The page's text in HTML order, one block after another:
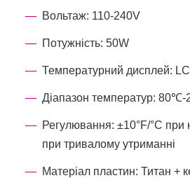
Вольтаж: 110-240V
Потужність: 50W
Температурний дисплей:
Діапазон температур:
Регулювання: ±10°F/°C при
при тривалому утриманні
Матеріал пластин: Титан +